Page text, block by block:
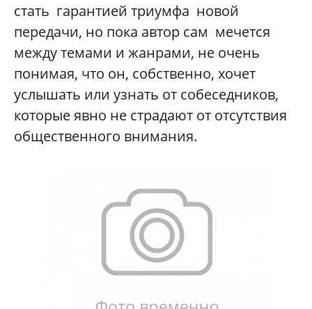
стать гарантией триумфа новой
передачи, но пока автор сам мечется
между темами и жанрами, не очень
понимая, что он, собственно, хочет
услышать или узнать от собеседников,
которые явно не страдают от отсутствия
общественного внимания.